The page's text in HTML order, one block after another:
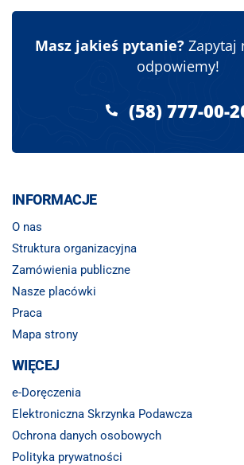
Masz jakieś pytanie?Zapytaj
odpowiemy!
(58) 777-00-
INFORMACJE
O nas
Struktura organizacyjna
Zamówienia publiczne
Nasze placówki
Praca
Mapa strony
WIĘCEJ
e-Doręczenia
Elektroniczna Skrzynka Podawcza
Ochrona danych osobowych
Polityka prywatności